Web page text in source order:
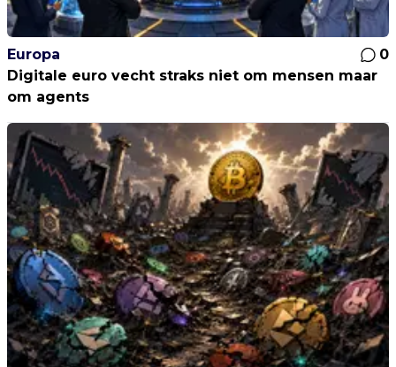
Europa
0
Digitale euro vecht straks niet om mensen maar
om agents